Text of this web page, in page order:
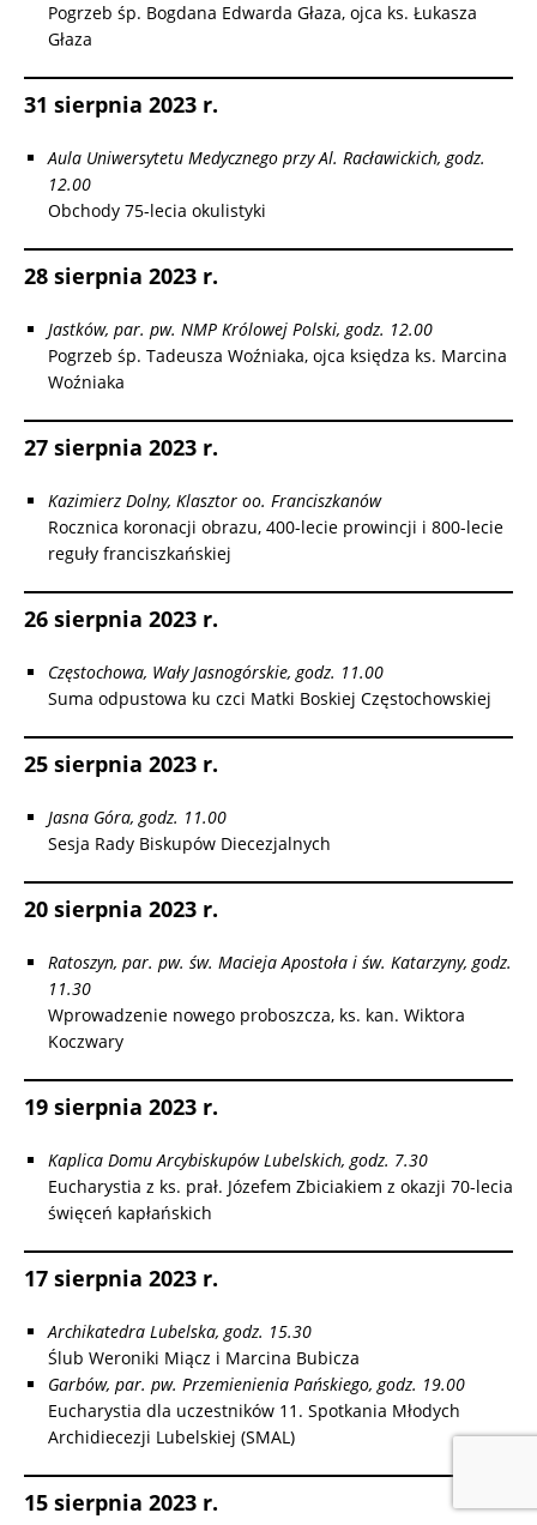
Pogrzeb śp. Bogdana Edwarda Głaza, ojca ks. Łukasza
Głaza
31 sierpnia 2023 r.
Aula Uniwersytetu Medycznego przy Al. Racławickich, godz.
12.00
Obchody 75-lecia okulistyki
28 sierpnia 2023 r.
Jastków, par. pw. NMP Królowej Polski, godz. 12.00
Pogrzeb śp. Tadeusza Woźniaka, ojca księdza ks. Marcina
Woźniaka
27 sierpnia 2023 r.
Kazimierz Dolny, Klasztor oo. Franciszkanów
Rocznica koronacji obrazu, 400-lecie prowincji i 800-lecie
reguły franciszkańskiej
26 sierpnia 2023 r.
Częstochowa, Wały Jasnogórskie, godz. 11.00
Suma odpustowa ku czci Matki Boskiej Częstochowskiej
25 sierpnia 2023 r.
Jasna Góra, godz. 11.00
Sesja Rady Biskupów Diecezjalnych
20 sierpnia 2023 r.
Ratoszyn, par. pw. św. Macieja Apostoła i św. Katarzyny, godz.
11.30
Wprowadzenie nowego proboszcza, ks. kan. Wiktora
Koczwary
19 sierpnia 2023 r.
Kaplica Domu Arcybiskupów Lubelskich, godz. 7.30
Eucharystia z ks. prał. Józefem Zbiciakiem z okazji 70-lecia
święceń kapłańskich
17 sierpnia 2023 r.
Archikatedra Lubelska, godz. 15.30
Ślub Weroniki Miącz i Marcina Bubicza
Garbów, par. pw. Przemienienia Pańskiego, godz. 19.00
Eucharystia dla uczestników 11. Spotkania Młodych
Archidiecezji Lubelskiej (SMAL)
15 sierpnia 2023 r.